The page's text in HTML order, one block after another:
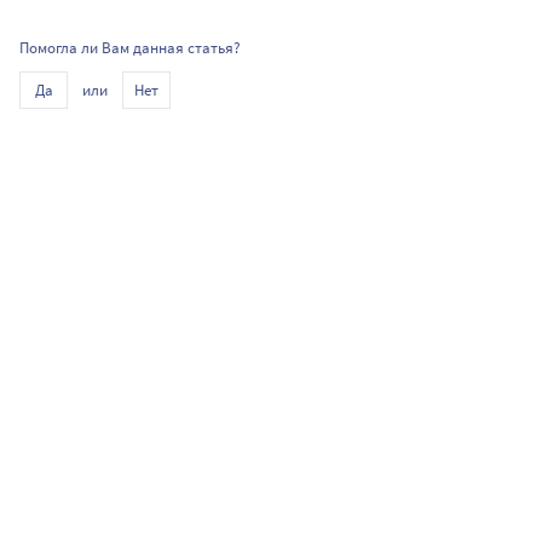
Помогла ли Вам данная статья?
Да или Нет